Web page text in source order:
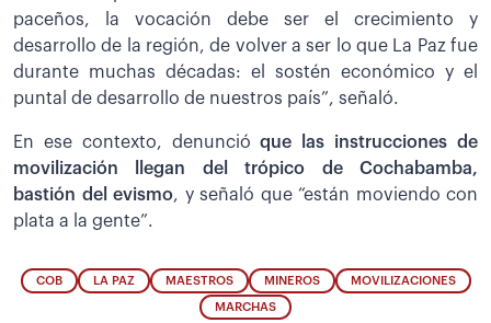
paceños, la vocación debe ser el crecimiento y
desarrollo de la región, de volver a ser lo que La Paz fue
durante muchas décadas: el sostén económico y el
puntal de desarrollo de nuestros país”, señaló.
En ese contexto, denuncióque las instrucciones de
movilización llegan del trópico de Cochabamba,
bastión del evismo, y señaló que “están moviendo con
plata a la gente”.
COB LA PAZ MAESTROS MINEROS MOVILIZACIONES
MARCHAS